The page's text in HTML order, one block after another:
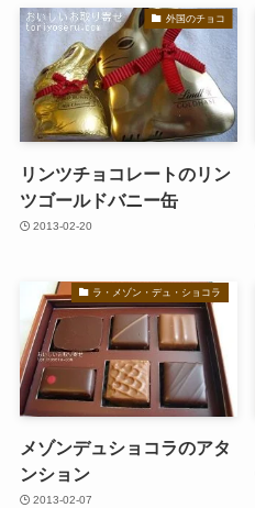
外国のチョコ
リンツチョコレートのリン
ツゴールドバニー缶
2013-02-20
ラ・メゾン・デュ・ショコラ
メゾンデュショコラのアタ
ンション
2013-02-07